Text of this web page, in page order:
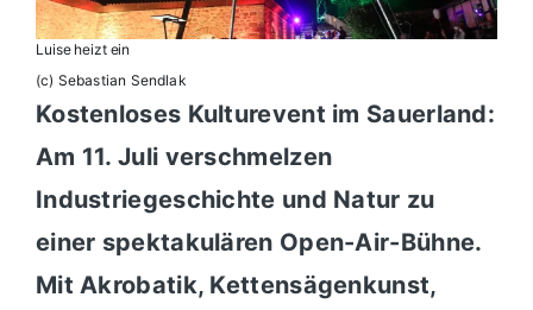
Luise heizt ein
(c) Sebastian Sendlak
Kostenloses Kulturevent im Sauerland:
Am 11. Juli verschmelzen
Industriegeschichte und Natur zu
einer spektakulären Open-Air-Bühne.
Mit Akrobatik, Kettensägenkunst,